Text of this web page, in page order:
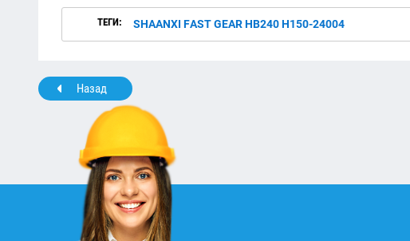
ТЕГИ: SHAANXI FAST GEAR HB240 H150-24004
Назад